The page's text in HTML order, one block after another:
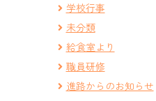
学校行事
未分類
給食室より
職員研修
進路からのお知らせ